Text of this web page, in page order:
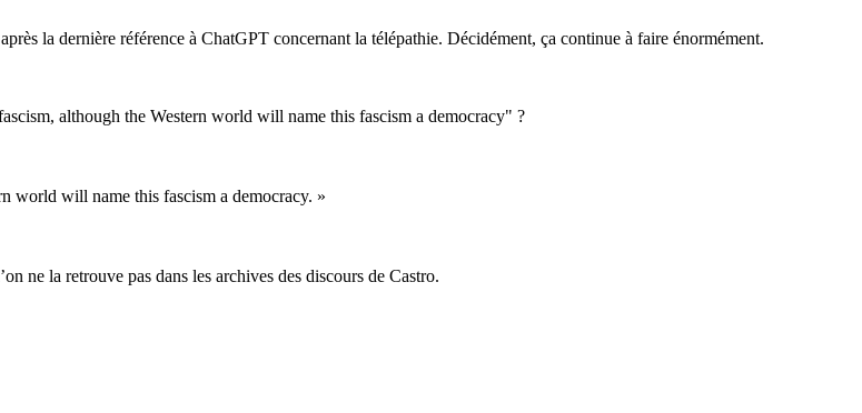
la dernière référence à ChatGPT concernant la télépathie. Décidément, ça continue à faire énormément.
although the Western world will name this fascism a democracy" ?
world will name this fascism a democracy. »
ne la retrouve pas dans les archives des discours de Castro.